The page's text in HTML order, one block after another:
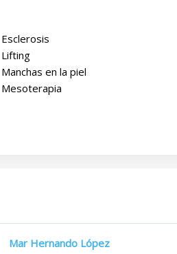
Esclerosis
Lifting
Manchas en la piel
Mesoterapia
Mar Hernando López